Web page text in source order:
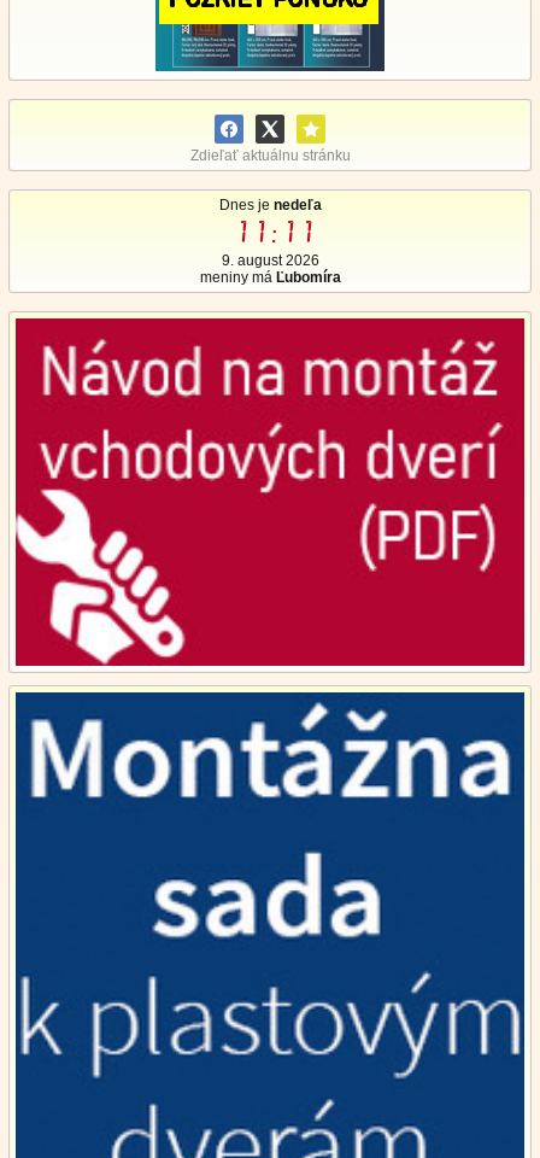
Zdieľať aktuálnu stránku
Dnes je nedeľa
11:11
9. august 2026
meniny má Ľubomíra